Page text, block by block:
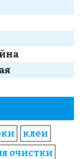
клеи
очистки